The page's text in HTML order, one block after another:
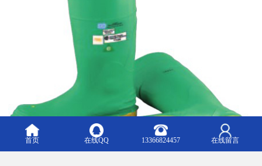
首页 在线QQ 13366824457 在线留言